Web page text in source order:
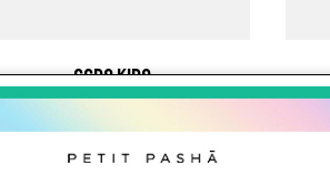
gcds kids
Canotta Con Logo